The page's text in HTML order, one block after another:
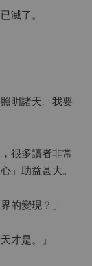
滅了。
明諸天。我要
很多讀者非常
」助益甚大。
的變現？」
才是。」